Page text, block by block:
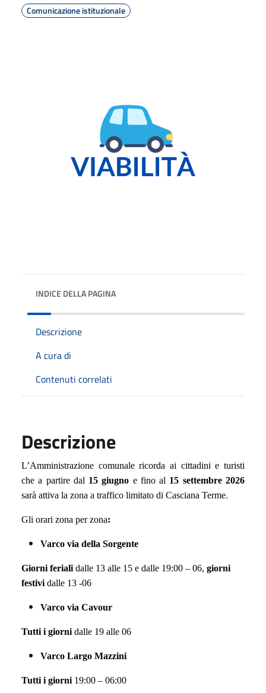
Comunicazione istituzionale
INDICE DELLA PAGINA
Descrizione
A cura di
Contenuti correlati
Descrizione
L’Amministrazione comunale ricorda ai cittadini e turisti
chea partire dal 15 giugno e finoal 15 settembre2026
sarà attiva la zona a traffico limitato di Casciana Terme.
Gli orari zona per zona:
Varco via della Sorgente
Giorni feriali dalle 13 alle 15 e dalle 19:00 – 06, giorni
festivi dalle 13 -06
Varco via Cavour
Tutti i giorni dalle 19 alle 06
Varco Largo Mazzini
Tutti i giorni 19:00 – 06:00